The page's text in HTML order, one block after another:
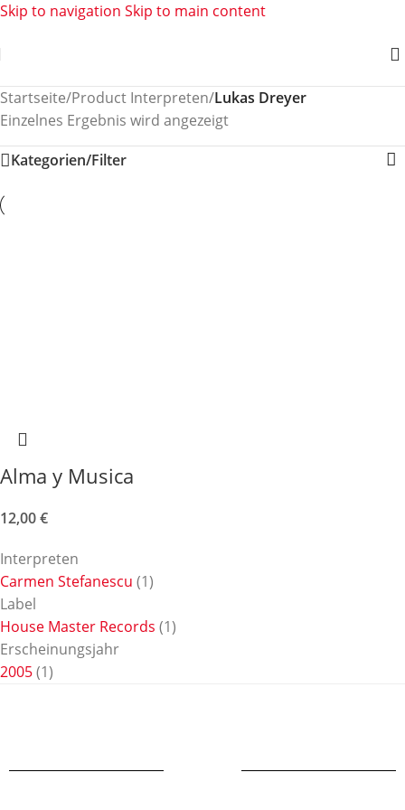
Skip to navigation Skip to main content
Interpreten
Carmen Stefanescu (1)
Label
House Master Records (1)
Erscheinungsjahr
2005(1)
Startseite/Product Interpreten/Lukas Dreyer
Einzelnes Ergebnis wird angezeigt
Kategorien/Filter
Alma y Musica
12,00€